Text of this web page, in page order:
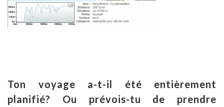
Ton voyage a-t-il été entièrement
planifié? Ou prévois-tu de prendre